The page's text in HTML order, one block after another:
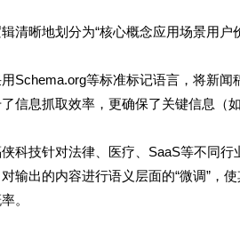
清晰地划分为“核心概念应用场景用
Schema.org等标准标记语言，将新
信息抓取效率，更确保了关键信息（
科技针对法律、医疗、SaaS等不同
输出的内容进行语义层面的“微调”，
。